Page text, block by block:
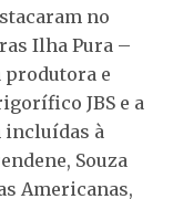
no
Ilha Pura –
e
JBS e a
à
Souza
Americanas,